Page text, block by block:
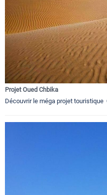
Projet Oued Chbika
Découvrir le méga projet touristique